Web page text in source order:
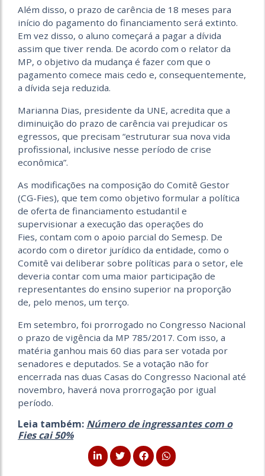
Além disso, o prazo de carência de 18 meses para
início do pagamento do financiamento será extinto.
Em vez disso, o aluno começará a pagar a dívida
assim que tiver renda. De acordo com o relator da
MP, o objetivo da mudança é fazer com que o
pagamento comece mais cedo e, consequentemente,
a dívida seja reduzida.
Marianna Dias, presidente da UNE, acredita que a
diminuição do prazo de carência vai prejudicar os
egressos, que precisam “estruturar sua nova vida
profissional, inclusive nesse período de crise
econômica”.
As modificações na composição do Comitê Gestor
(CG-Fies), que tem como objetivo formular a política
de oferta de financiamento estudantil e
supervisionar a execução das operações do
Fies, contam com o apoio parcial do Semesp. De
acordo com o diretor jurídico da entidade, como o
Comitê vai deliberar sobre políticas para o setor, ele
deveria contar com uma maior participação de
representantes do ensino superior na proporção
de, pelo menos, um terço.
Em setembro, foi prorrogado no Congresso Nacional
o prazo de vigência da MP 785/2017. Com isso, a
matéria ganhou mais 60 dias para ser votada por
senadores e deputados. Se a votação não for
encerrada nas duas Casas do Congresso Nacional até
novembro, haverá nova prorrogação por igual
período.
Leia também: Número de ingressantes com o
Fies cai 50%